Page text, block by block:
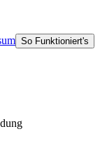
So Funktioniert's